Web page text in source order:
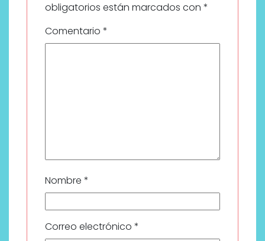
obligatorios están marcados con *
Comentario *
Nombre *
Correo electrónico *